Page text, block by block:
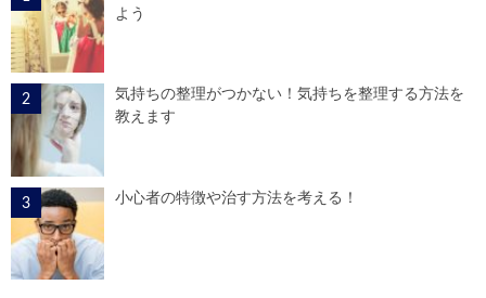
よう
気持ちの整理がつかない！気持ちを整理する方法を
教えます
小心者の特徴や治す方法を考える！